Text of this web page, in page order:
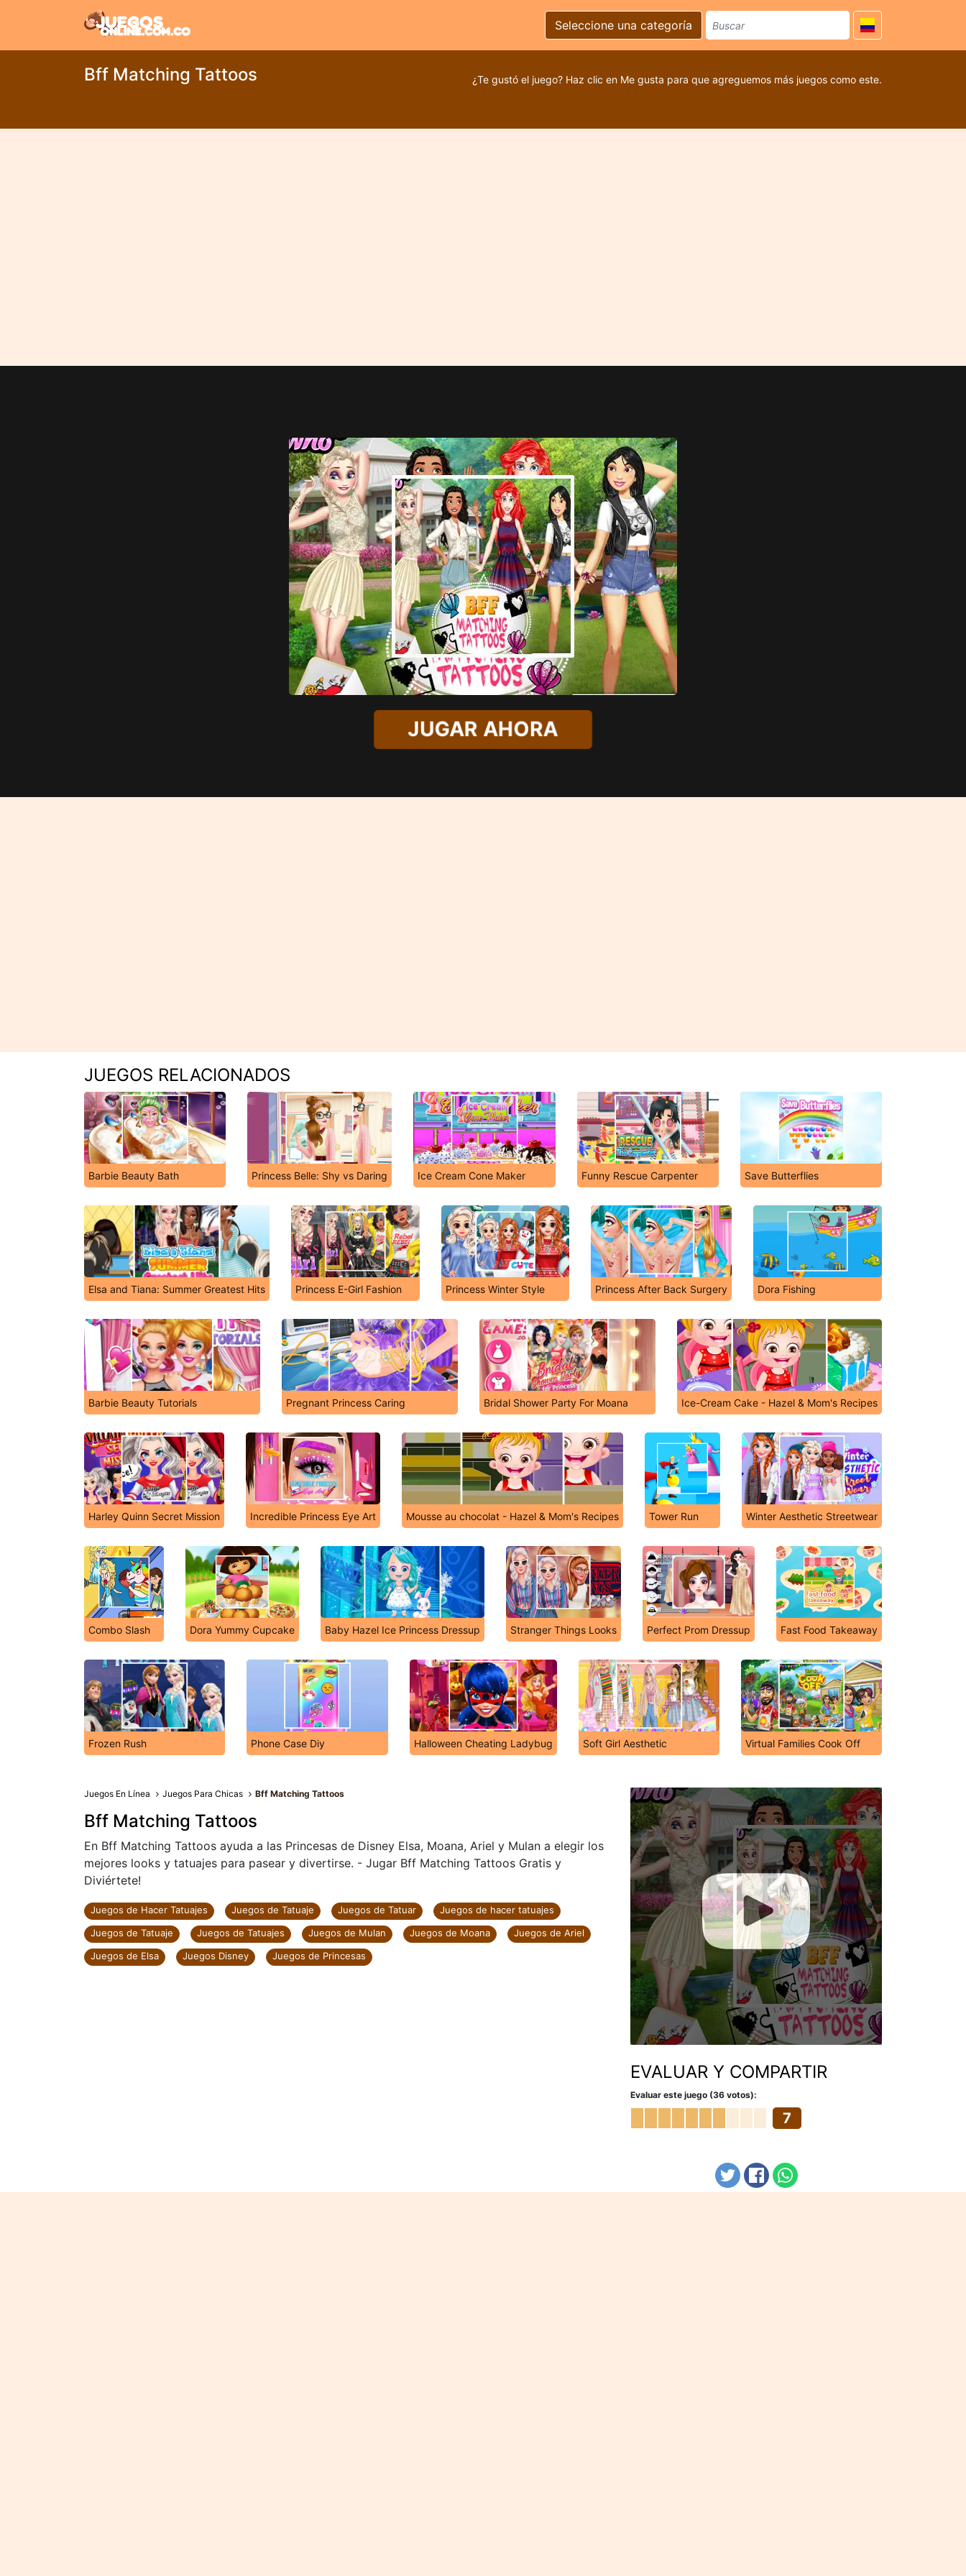
Seleccione una categoría
Bff Matching Tattoos ¿Te gustó el juego? Haz clic en Me gusta para que agreguemos más juegos como este.
JUGAR AHORA
JUEGOS RELACIONADOS
Barbie Beauty Bath Princess Belle: Shy vs Daring Ice Cream Cone Maker Funny Rescue Carpenter Save Butterflies
Elsa and Tiana: Summer Greatest Hits Princess E-Girl Fashion Princess Winter Style Princess After Back Surgery Dora Fishing
Barbie Beauty Tutorials Pregnant Princess Caring Bridal Shower Party For Moana Ice-Cream Cake - Hazel & Mom's Recipes
Harley Quinn Secret Mission Incredible Princess Eye Art Mousse au chocolat - Hazel & Mom's Recipes Tower Run Winter Aesthetic Streetwear
Combo Slash Dora Yummy Cupcake Baby Hazel Ice Princess Dressup Stranger Things Looks Perfect Prom Dressup Fast Food Takeaway
Frozen Rush Phone Case Diy Halloween Cheating Ladybug Soft Girl Aesthetic Virtual Families Cook Off
Juegos En Línea Juegos Para Chicas Bff Matching Tattoos
Bff Matching Tattoos
En Bff Matching Tattoos ayuda a las Princesas de Disney Elsa, Moana, Ariel y Mulan a elegir los
mejores looks y tatuajes para pasear y divertirse. - Jugar Bff Matching Tattoos Gratis y
Diviértete!
Juegos de Hacer Tatuajes Juegos de Tatuaje Juegos de Tatuar
Juegos de hacer tatuajes
Juegos de Tatuaje
Juegos de Tatuajes Juegos de Mulan Juegos de Moana
Juegos de Ariel
Juegos de Elsa
Juegos Disney Juegos de Princesas
EVALUAR Y COMPARTIR
Evaluar este juego (36 votos):
7